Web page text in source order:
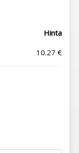
Hinta
10.27 €